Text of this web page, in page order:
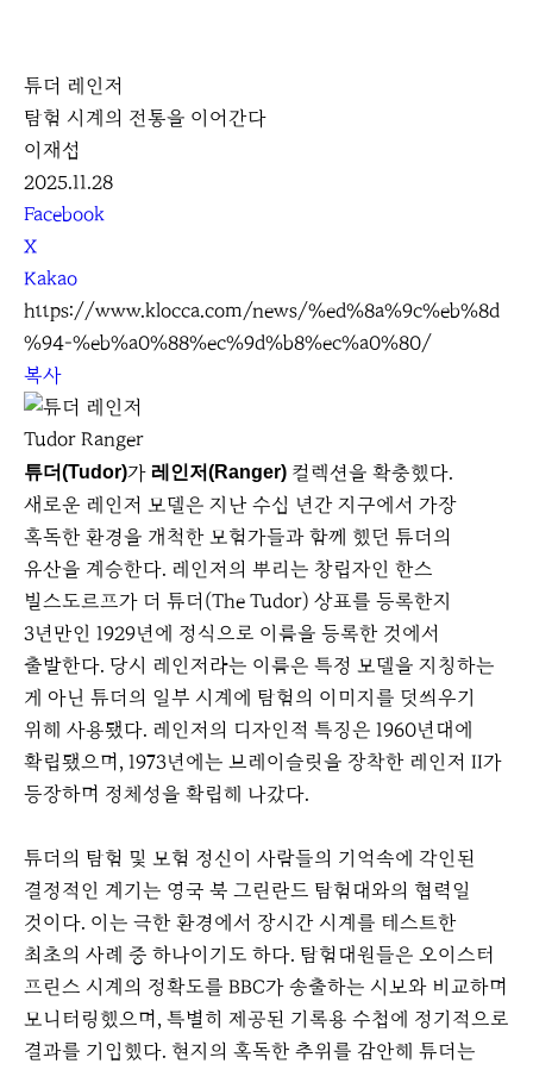
C
튜더 레인저
탐험 시계의 전통을 이어간다
이재섭
2025.11.28
S
N
S
S
h
a
r
e
Facebook
X
Kakao
https://www.klocca.com/news/%ed%8a%9c%eb%8d
%94-%eb%a0%88%ec%9d%b8%ec%a0%80/
복사
Tudor Ranger
튜더(Tudor)가 레인저(Ranger) 컬렉션을 확충했다.
새로운 레인저 모델은 지난 수십 년간 지구에서 가장
혹독한 환경을 개척한 모험가들과 함께 했던 튜더의
유산을 계승한다. 레인저의 뿌리는 창립자인 한스
빌스도르프가 더 튜더(The Tudor) 상표를 등록한지
3년만인 1929년에 정식으로 이름을 등록한 것에서
출발한다. 당시 레인저라는 이름은 특정 모델을 지칭하는
게 아닌 튜더의 일부 시계에 탐험의 이미지를 덧씌우기
위해 사용됐다. 레인저의 디자인적 특징은 1960년대에
확립됐으며, 1973년에는 브레이슬릿을 장착한 레인저 II가
등장하며 정체성을 확립해 나갔다.
튜더의 탐험 및 모험 정신이 사람들의 기억속에 각인된
결정적인 계기는 영국 북 그린란드 탐험대와의 협력일
것이다. 이는 극한 환경에서 장시간 시계를 테스트한
최초의 사례 중 하나이기도 하다. 탐험대원들은 오이스터
프린스 시계의 정확도를 BBC가 송출하는 시보와 비교하며
모니터링했으며, 특별히 제공된 기록용 수첩에 정기적으로
결과를 기입했다. 현지의 혹독한 추위를 감안해 튜더는